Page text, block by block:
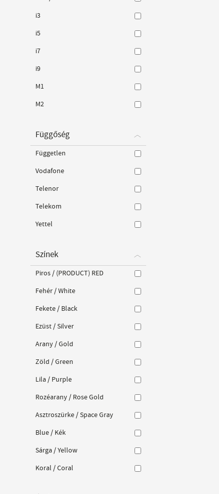
i3
i5
i7
i9
M1
M2
Függőség
Független
Vodafone
Telenor
Telekom
Yettel
Színek
Piros / (PRODUCT) RED
Fehér / White
Fekete / Black
Ezüst / Silver
Arany / Gold
Zöld / Green
Lila / Purple
Rozéarany / Rose Gold
Asztroszürke / Space Gray
Blue / Kék
Sárga / Yellow
Koral / Coral